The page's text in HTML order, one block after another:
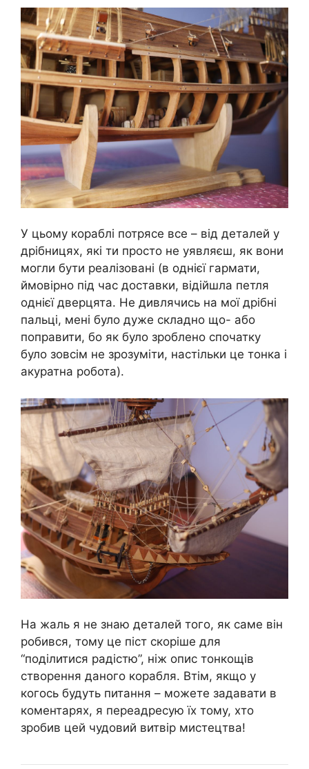
У цьому кораблі потрясе все – від деталей у
дрібницях, які ти просто не уявляєш, як вони
могли бути реалізовані (в однієї гармати,
ймовірно під час доставки, відійшла петля
однієї дверцята. Не дивлячись на мої дрібні
пальці, мені було дуже складно що- або
поправити, бо як було зроблено спочатку
було зовсім не зрозуміти, настільки це тонка і
акуратна робота).
На жаль я не знаю деталей того, як саме він
робився, тому це піст скоріше для
“поділитися радістю”, ніж опис тонкощів
створення даного корабля. Втім, якщо у
когось будуть питання – можете задавати в
коментарях, я переадресую їх тому, хто
зробив цей чудовий витвір мистецтва!